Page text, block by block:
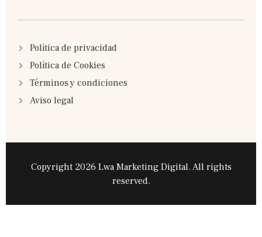
Política de privacidad
Política de Cookies
Términos y condiciones
Aviso legal
Copyright 2026 Lwa Marketing Digital. All rights
reserved.